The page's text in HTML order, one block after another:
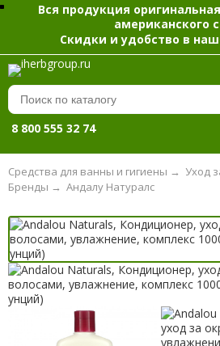
Вся продукция
американского
Скидки и удобство в
8 800 555 32 74
Средства для ванны и гигиены → Уход
Андалу Натуралс
Бренды →